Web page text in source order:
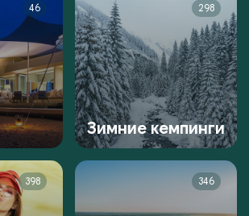
46 298
Зимние кемпинги
398 346